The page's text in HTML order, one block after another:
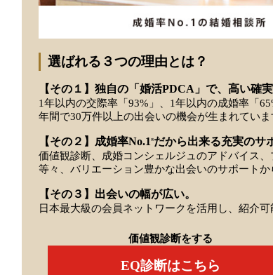
選ばれる３つの理由とは？
【その１】独自の「婚活PDCA」で、高い確
1年以内の交際率「93%」、1年以内の成婚率「
年間で30万件以上の出会いの機会が生まれていま
【その２】成婚率No.1 ※ だから出来る充実のサ
価値観診断、成婚コンシェルジュのアドバイス
等々、バリエーション豊かな出会いのサポート
【その３】出会いの幅が広い。
日本最大級の会員ネットワークを活用し、紹介可
価値観診断をする
EQ診断はこちら